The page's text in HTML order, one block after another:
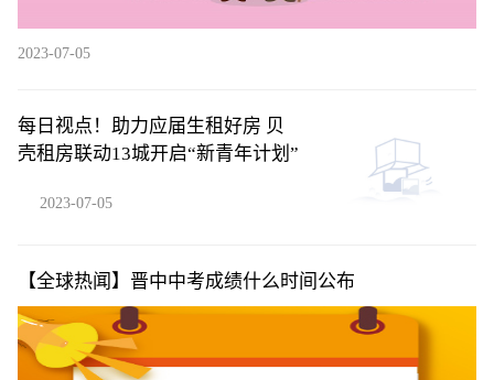
2023-07-05
每日视点！助力应届生租好房 贝
壳租房联动13城开启“新青年计划”
2023-07-05
【全球热闻】晋中中考成绩什么时间公布